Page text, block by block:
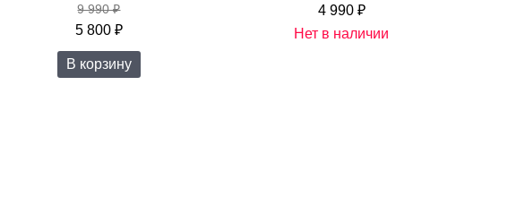
9 990 ₽
5 800 ₽
В корзину
4 990 ₽
Нет в наличии